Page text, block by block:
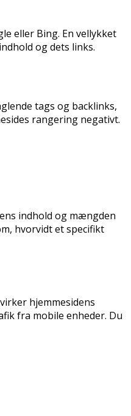
eller Bing. En vellykket
og dets links.
tags og backlinks,
rangering negativt.
indhold og mængden
hvorvidt et specifikt
hjemmesidens
fra mobile enheder. Du